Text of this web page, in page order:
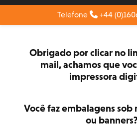
Telefone +44
Obrigado por clicar no
mail, achamos que
impressora
Você faz embalagens sob
ou banners?